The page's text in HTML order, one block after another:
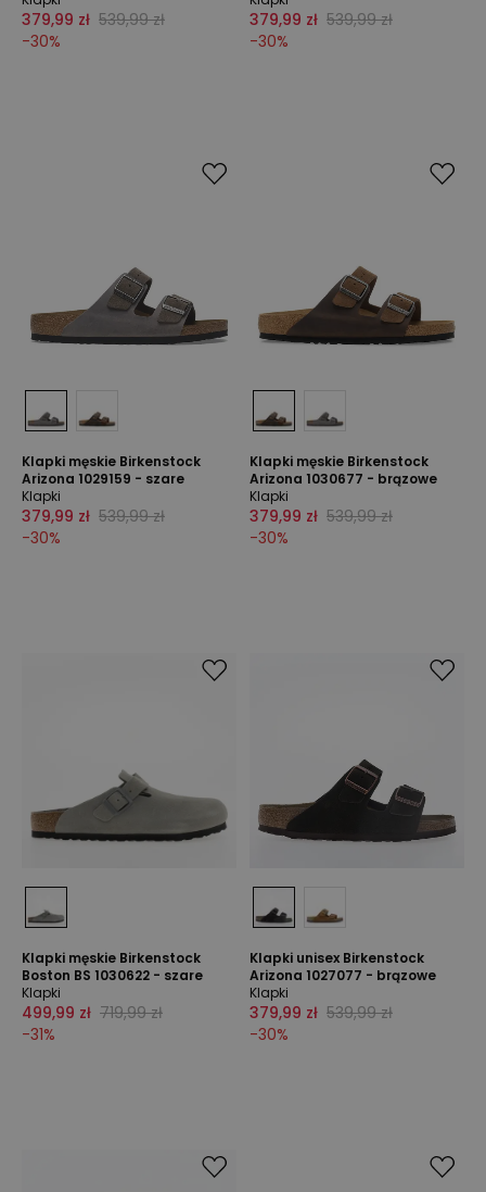
379,99 zł 539,99 zł
-30%
379,99 zł 539,99 zł
-30%
Klapki męskie Birkenstock
Arizona 1029159 - szare
Klapki
379,99 zł 539,99 zł
-30%
Klapki męskie Birkenstock
Arizona 1030677 - brązowe
Klapki
379,99 zł 539,99 zł
-30%
Klapki męskie Birkenstock
Boston BS 1030622 - szare
Klapki
499,99 zł 719,99 zł
-31%
Klapki unisex Birkenstock
Arizona 1027077 - brązowe
Klapki
379,99 zł 539,99 zł
-30%